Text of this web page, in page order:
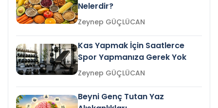
Nelerdir?
Zeynep GÜÇLÜCAN
Kas Yapmak İçin Saatlerce
Spor Yapmanıza Gerek Yok
Zeynep GÜÇLÜCAN
Beyni Genç Tutan Yaz